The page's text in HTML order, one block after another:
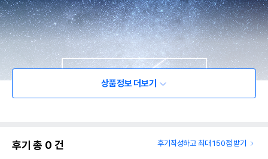
상품정보 더보기
후기 총 0 건 후기작성하고 최대 150점 받기